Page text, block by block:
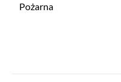
Pożarna